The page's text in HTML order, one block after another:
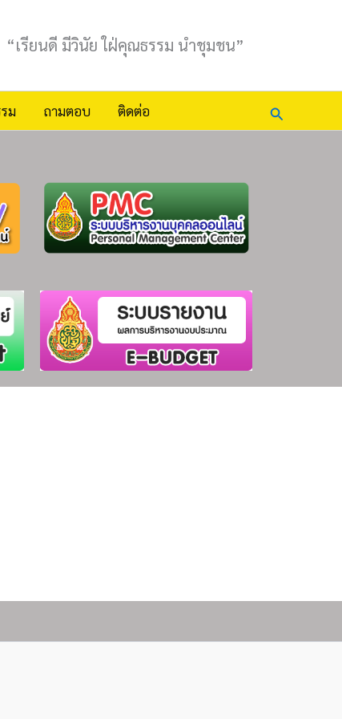
“เรียนดี มีวินัย ใฝ่คุณธรรม นำชุมชน”
ม ถามตอบ ติดต่อ Search